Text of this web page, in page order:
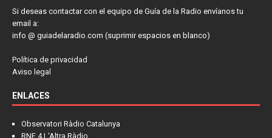
Si deseas contactar con el equipo de Guía de la Radio envíanos tu
email a:
info @ guiadelaradio.com (suprimir espacios en blanco)
Política de privacidad
Aviso legal
ENLACES
Observatori Ràdio Catalunya
RNE 4 L'Altra Ràdio